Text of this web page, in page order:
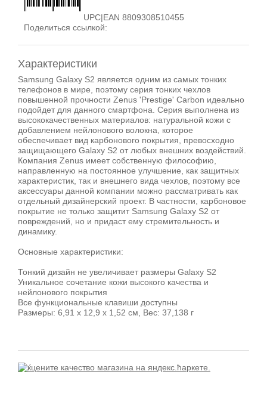
UPC|EAN 8809308510455
Поделиться ссылкой:
Характеристики
Samsung Galaxy S2 является одним из самых тонких
телефонов в мире, поэтому серия тонких чехлов
повышенной прочности Zenus 'Prestige' Carbon идеально
подойдет для данного смартфона. Серия выполнена из
высококачественных материалов: натуральной кожи с
добавлением нейлонового волокна, которое
обеспечивает вид карбонового покрытия, превосходно
защищающего Galaxy S2 от любых внешних воздействий.
Компания Zenus имеет собственную философию,
направленную на постоянное улучшение, как защитных
характеристик, так и внешнего вида чехлов, поэтому все
аксессуары данной компании можно рассматривать как
отдельный дизайнерский проект. В частности, карбоновое
покрытие не только защитит Samsung Galaxy S2 от
повреждений, но и придаст ему стремительность и
динамику.
Основные характеристики:
Тонкий дизайн не увеличивает размеры Galaxy S2
Уникальное сочетание кожи высокого качества и
нейлонового покрытия
Все функциональные клавиши доступны
Размеры: 6,91 х 12,9 х 1,52 см, Вес: 37,138 г